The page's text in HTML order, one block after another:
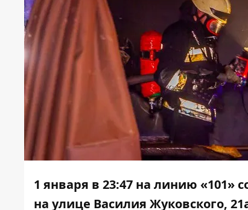
1 января в 23:47 на линию
на улице Василия Жуковского,